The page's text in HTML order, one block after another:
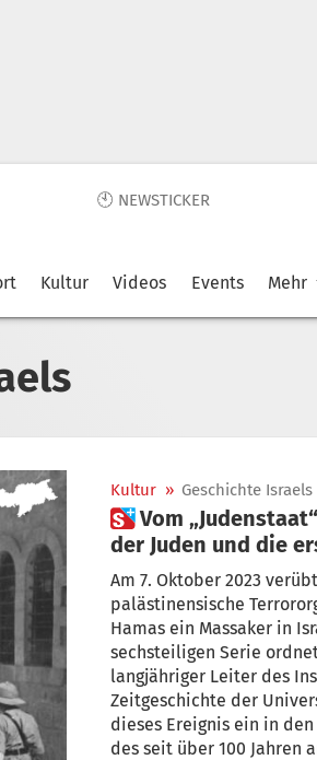
🕙 NEWSTICKER
Kultur Videos Events Mehr
Kultur » Geschichte Israels
 Vom „Judenstaat“ zum Staat
der Juden und die
Kriege
Am 7. Oktober 2023
palästinensische
Hamas ein Massaker in
sechsteiligen Serie
langjähriger Leiter des
Zeitgeschichte der Universität Innsbruck,
dieses Ereignis ein in
des seit über 100 Jahren